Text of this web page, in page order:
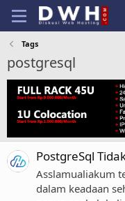
Tags
postgresql
PostgreSql
Asslamualiakum
dalam keadaan